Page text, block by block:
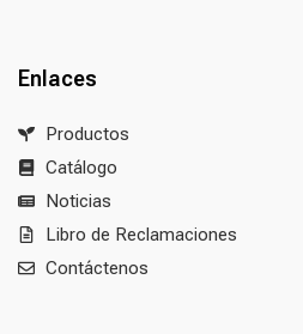
Enlaces
Productos
Catálogo
Noticias
Libro de Reclamaciones
Contáctenos